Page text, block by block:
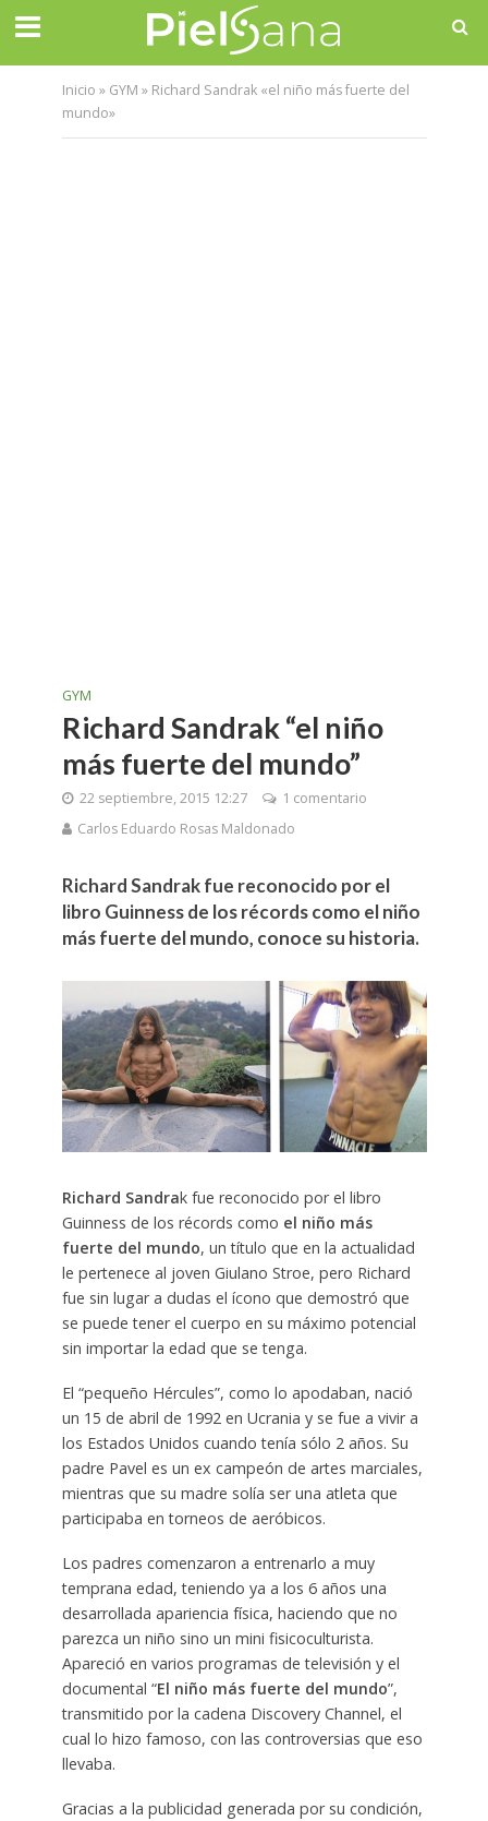
Inicio » GYM » Richard Sandrak «el niño más fuerte del
mundo»
GYM
Richard Sandrak “el niño
más fuerte del mundo”
22 septiembre, 2015 12:27
1 comentario
Carlos Eduardo Rosas Maldonado
Richard Sandrak fue reconocido por el
libro Guinness de los récords como el niño
más fuerte del mundo, conoce su historia.
Richard Sandrak fue reconocido por el libro
Guinness de los récords como el niño más
fuerte del mundo, un título que en la actualidad
le pertenece al joven Giulano Stroe, pero Richard
fue sin lugar a dudas el ícono que demostró que
se puede tener el cuerpo en su máximo potencial
sin importar la edad que se tenga.
El “pequeño Hércules”, como lo apodaban, nació
un 15 de abril de 1992 en Ucrania y se fue a vivir a
los Estados Unidos cuando tenía sólo 2 años. Su
padre Pavel es un ex campeón de artes marciales,
mientras que su madre solía ser una atleta que
participaba en torneos de aeróbicos.
Los padres comenzaron a entrenarlo a muy
temprana edad, teniendo ya a los 6 años una
desarrollada apariencia física, haciendo que no
parezca un niño sino un mini fisicoculturista.
Apareció en varios programas de televisión y el
documental “El niño más fuerte del mundo”,
transmitido por la cadena Discovery Channel, el
cual lo hizo famoso, con las controversias que eso
llevaba.
Gracias a la publicidad generada por su condición,